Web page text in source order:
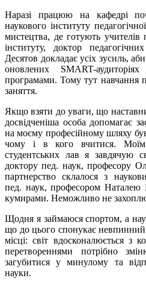
Наразі працюю на кафедрі
наукового інституту
мистецтва, де готують
інституту, доктор
Десятов докладає усіх зусиль,
оновлених SMART-
програмами. Тому тут навчання
заняття.
Якщо взяти до уваги, що
досвідченіша особа допомагає
на моєму професійному шляху
чому і в кого вчитися.
студентських лав я завдячую
доктору пед. наук, професору
партнерство склалося з
пед. наук, професором
кумирами. Неможливо не
Щодня я займаюся спортом, а
що до цього спонукає невпинний
місці: світ вдосконалюється
перетвореннями потрібно
загубитися у минулому та
науки.